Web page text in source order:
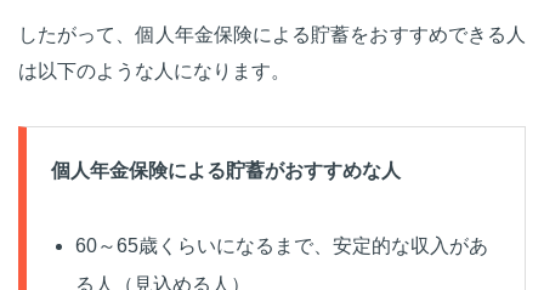
したがって、個人年金保険による貯蓄をおすすめできる人
は以下のような人になります。
個人年金保険による貯蓄がおすすめな人
60～65歳くらいになるまで、安定的な収入があ
る人（見込める人）